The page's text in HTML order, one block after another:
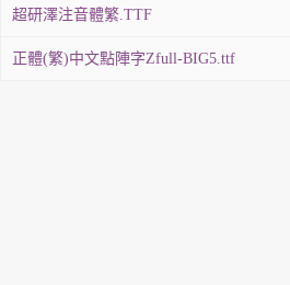
超研澤注音體繁.TTF
正體(繁)中文點陣字Zfull-BIG5.ttf